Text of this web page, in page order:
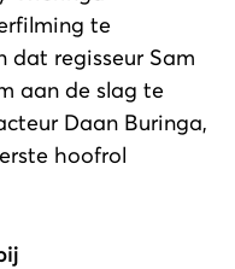
te
dat regisseur Sam
aan de slag te
Daan Buringa,
hoofrol